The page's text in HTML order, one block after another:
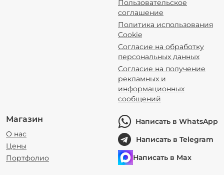
Пользовательское
соглашение
Политика использования
Cookie
Согласие на обработку
персональных данных
Согласие на получение
рекламных и
информационных
сообщений
Магазин
О нас
Цены
Портфолио
Написать в WhatsApp
Написать в Telegram
Написать в Max